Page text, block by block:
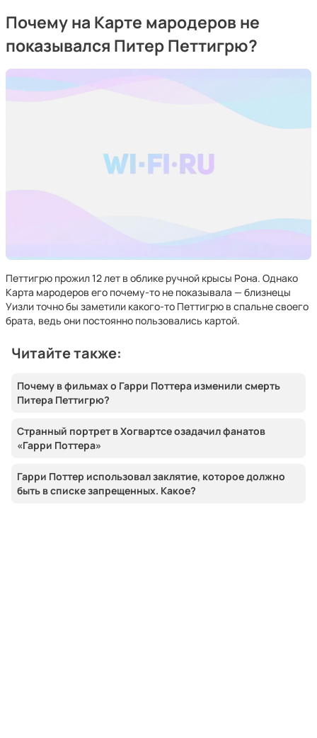
Почему на Карте мародеров не
показывался Питер Петтигрю?
Петтигрю прожил 12 лет в облике ручной крысы Рона. Однако
Карта мародеров его почему-то не показывала — близнецы
Уизли точно бы заметили какого-то Петтигрю в спальне своего
брата, ведь они постоянно пользовались картой.
Читайте также:
Почему в фильмах о Гарри Поттера изменили смерть
Питера Петтигрю?
Странный портрет в Хогвартсе озадачил фанатов
«Гарри Поттера»
Гарри Поттер использовал заклятие, которое должно
быть в списке запрещенных. Какое?